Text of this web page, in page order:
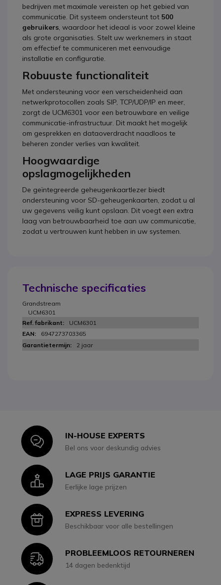
bedrijven met maximale vereisten op het gebied van
communicatie. Dit systeem ondersteunt tot 500
gebruikers, waardoor het ideaal is voor zowel kleine
als grote organisaties. Stelt uw werknemers in staat
om effectief te communiceren met eenvoudige
installatie en configuratie.
Robuuste functionaliteit
Met ondersteuning voor een verscheidenheid aan
netwerkprotocollen zoals SIP, TCP/UDP/IP en meer,
zorgt de UCM6301 voor een betrouwbare en veilige
communicatie-infrastructuur. Dit maakt het mogelijk
om gesprekken en dataoverdracht naadloos te
beheren zonder verlies van kwaliteit.
Hoogwaardige
opslagmogelijkheden
De geïntegreerde geheugenkaartlezer biedt
ondersteuning voor SD-geheugenkaarten, zodat u al
uw gegevens veilig kunt opslaan. Dit voegt een extra
laag van betrouwbaarheid toe aan uw communicatie,
zodat u vertrouwen kunt hebben in uw systemen.
Technische specificaties
Grandstream
UCM6301
UCM6301
6947273703365
2 jaar
IconIN-HOUSE EXPERTS
Bel ons voor deskundig advies
IconLAGE PRIJS GARANTIE
Eerlijke lage prijzen
IconEXPRESS LEVERING
Beschikbaar voor alle bestellingen
IconPROBLEEMLOOS RETOURNEREN
14 dagen bedenktijd